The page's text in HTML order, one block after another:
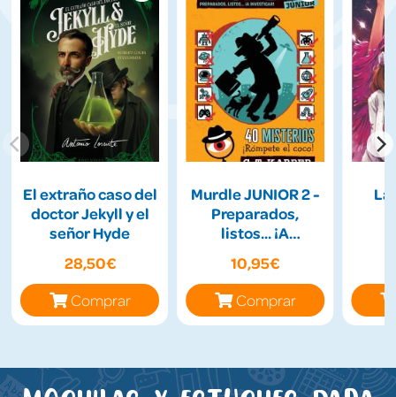
El extraño caso del
doctor Jekyll y el
señor Hyde
28,50€
Comprar
Murdle JUNIOR 2 -
Preparados,
listos... ¡A
10,95€
Comprar
La